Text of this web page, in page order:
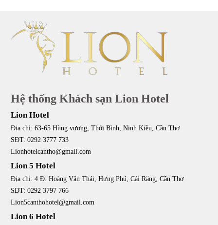
Hệ thống Khách sạn Lion Hotel
Lion Hotel
Địa chỉ: 63-65 Hùng vương, Thới Bình, Ninh Kiều, Cần Thơ
SĐT: 0292 3777 733
Lionhotelcantho@gmail.com
Lion 5 Hotel
Địa chỉ: 4 Đ. Hoàng Văn Thái, Hưng Phú, Cái Răng, Cần Thơ
SĐT: 0292 3797 766
Lion5canthohotel@gmail.com
Lion 6 Hotel